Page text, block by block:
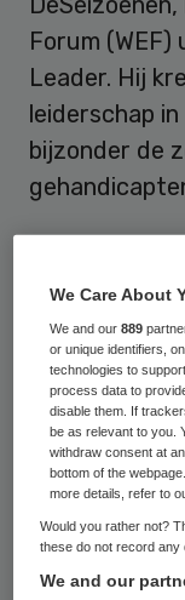
Forum
Leader. Hij
leiderschap
bijzonder de
WEF prijst
formule
noemt
maat
individuele
autonomie
werkvloer en
te gaan. “In
We Care About
We and our889
or unique identifiers,
technologies to
process data to
disable them. If
be as relevant to you.
withdraw consent at
bottom of the
more details, refer to
Would you rather not?
these do not record any
We and our